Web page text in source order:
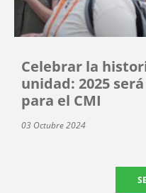
Celebrar la
unidad: 2025
para el CMI
03 Octubre 2024